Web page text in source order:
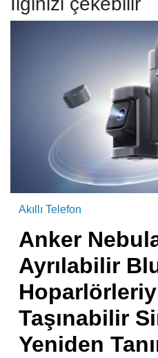
Akıllı Telefon
Anker
Ayrılabilir
Taşınabilir
Yeniden